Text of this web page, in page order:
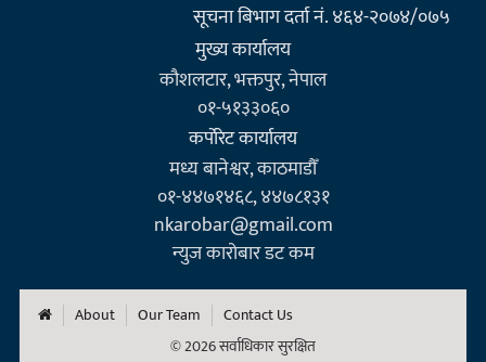
सूचना बिभाग दर्ता नं. ४६४-२०७४/०७५
मुख्य कार्यालय
कौशलटार, भक्तपुर, नेपाल
०१-५१३३०६०
कर्पाेरेट कार्यालय
मध्य बानेश्वर, काठमाडौँ
०१-४४७१४६८, ४४७८१३१
nkarobar@gmail.com
न्युज कारोबार डट कम
About Our Team
Contact Us
© 2026 सर्वाधिकार सुरक्षित